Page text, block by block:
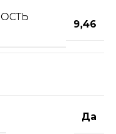
9,46
Да